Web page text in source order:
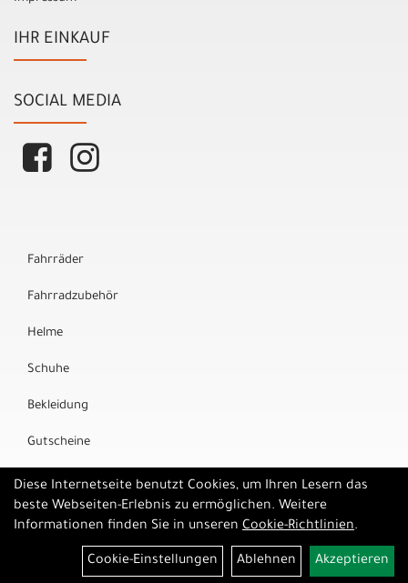
IHR EINKAUF
SOCIAL MEDIA
Fahrräder
Fahrradzubehör
Helme
Schuhe
Bekleidung
Gutscheine
Marken
Diese Internetseite benutzt Cookies, um Ihren Lesern das
beste Webseiten-Erlebnis zu ermöglichen. Weitere
Informationen finden Sie in unseren Cookie-Richtlinien.
Cookie-Einstellungen Ablehnen Akzeptieren